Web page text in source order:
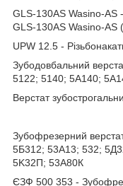
GLS-130AS Wasino-AS
GLS-130AS Wasino-AS
UPW 12.5 -
Зубодовбальний
5122; 5140; 5A140;
Верстат
Зубофрезерний
5Б312; 53А13; 532;
5K32П; 53А80К
ЄЗФ 500 353 -